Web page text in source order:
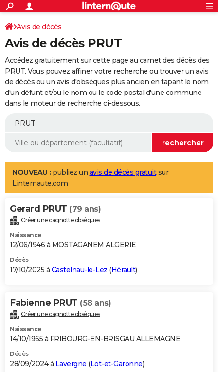
ACTUALITÉS
Politique
Société
Faits Divers
Education
Monde
Villes
+
SPORT
Coupe du monde 2026
Football
Tennis
Cyclisme
Rugby
Forum
Programme TV
TNT
Streaming
Cinéma
Sorties cinéma
Musique
+
FINANCE
Retraite
Impôts
Epargne
Immobilier
Risques naturels par ville
Banque
Assurance
Crédit
AUTO
Essais
Réserver un essai
Citadines
Berlines
SUV
Forum auto
+
Mobiles
Meilleur smartphone
Internet
Ordinateurs
Jeux vidéo
Guide high-tech
Aménagement intérieur
LIFESTYLE
Art de vivre
Bien-être
Loisirs
Mode
Modes de vie
Alimentation
Guide de la santé
Maladies
Médicaments
Sommeil
VOYAGE
Destinations
City break
Voyage nature
Voyage de noces
Forum
Climat
+PHOTO
GUIDES D'ACHAT
BONS PLANS
Carte de Noël
Carte Bonne année
Carte Saint-Valentin
Carte Pâques
Carte d'anniversaire
DICTIONNAIRE
Dictionnaire
Biographies
Citations
Expressions
Proverbes
PROGRAMME TV
S'inscrire
Se connecter
Lycées
Collèges
Primaires
Universités
Entreprises
Service militaire
Avis de recherche
AVIS DE DÉCÈS
Avis de décès
Avis de décès PRUT
Accédez gratuitement sur cette page au carnet des décès des
PRUT. Vous pouvez affiner votre recherche ou trouver un avis
de décès ou un avis d'obsèques plus ancien en tapant le nom
d'un défunt et/ou le nom ou le code postal d'une commune
dans le moteur de recherche ci-dessous.
NOUVEAU : publiez un avis de décès gratuitsur
Linternaute.com
Gerard PRUT (79 ans)
Créer une cagnotte obsèques
Naissance
12/06/1946 à MOSTAGANEM ALGERIE
Décès
17/10/2025 à Castelnau-le-Lez (Hérault)
Fabienne PRUT (58 ans)
Créer une cagnotte obsèques
Naissance
14/10/1965 à FRIBOURG-EN-BRISGAU ALLEMAGNE
Décès
28/09/2024 à Lavergne (Lot-et-Garonne)